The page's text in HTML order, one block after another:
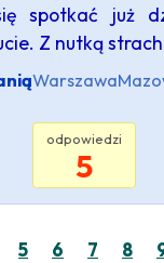
spotkać już
Z nutką
Warszawa
odpowiedzi
5
5 6 7 8